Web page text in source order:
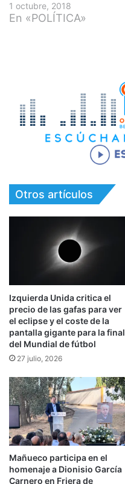
1 octubre, 2018
En «POLÍTICA»
Otros artículos
Izquierda Unida critica el
precio de las gafas para ver
el eclipse y el coste de la
pantalla gigante para la final
del Mundial de fútbol
27 julio, 2026
Mañueco participa en el
homenaje a Dionisio García
Carnero en Friera de